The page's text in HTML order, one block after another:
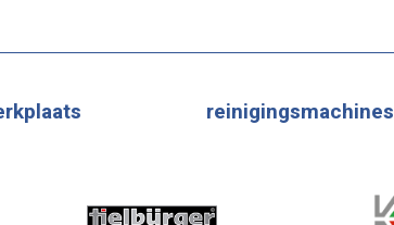
reinigingsmachines